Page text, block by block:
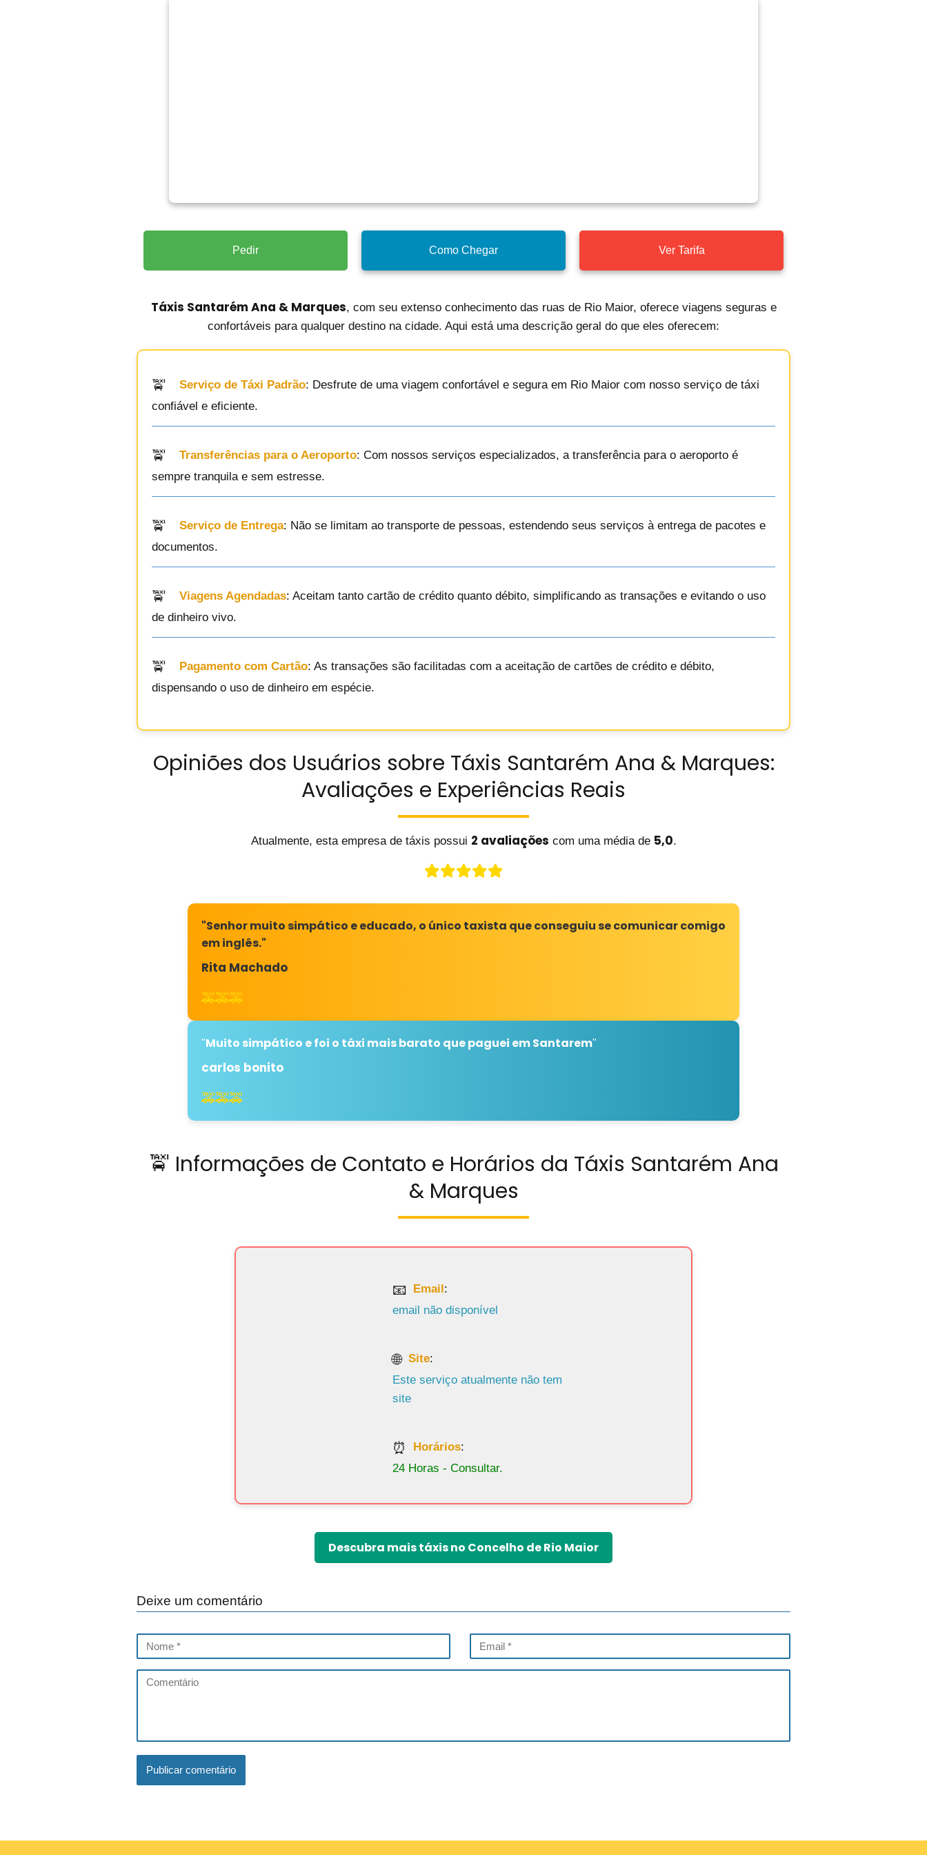
Pedir Como Chegar Ver Tarifa
Táxis Santarém Ana & Marques, com seu extenso conhecimento das ruas de Rio Maior, oferece viagens seguras e
confortáveis para qualquer destino na cidade. Aqui está uma descrição geral do que eles oferecem:
Serviço de Táxi Padrão: Desfrute de uma viagem confortável e segura em Rio Maior com nosso serviço de táxi
confiável e eficiente.
Transferências para o Aeroporto: Com nossos serviços especializados, a transferência para o aeroporto é
sempre tranquila e sem estresse.
Serviço de Entrega: Não se limitam ao transporte de pessoas, estendendo seus serviços à entrega de pacotes e
documentos.
Viagens Agendadas: Aceitam tanto cartão de crédito quanto débito, simplificando as transações e evitando o uso
de dinheiro vivo.
Pagamento com Cartão: As transações são facilitadas com a aceitação de cartões de crédito e débito,
dispensando o uso de dinheiro em espécie.
Opiniões dos Usuários sobre Táxis Santarém Ana & Marques:
Avaliações e Experiências Reais
Atualmente, esta empresa de táxis possui 2 avaliações com uma média de 5,0.
"Senhor muito simpático e educado, o único taxista que conseguiu se comunicar comigo
em inglês."
Rita Machado
🚕🚕🚕
"Muito simpático e foi o táxi mais barato que paguei em Santarem"
carlos bonito
🚕🚕🚕
🚖 Informações de Contato e Horários da Táxis Santarém Ana
& Marques
Email :
email não disponível
Site:
Este serviço atualmente não tem
site
Horários:
24 Horas - Consultar.
Descubra mais táxis no Concelho de Rio Maior
Deixe um comentário